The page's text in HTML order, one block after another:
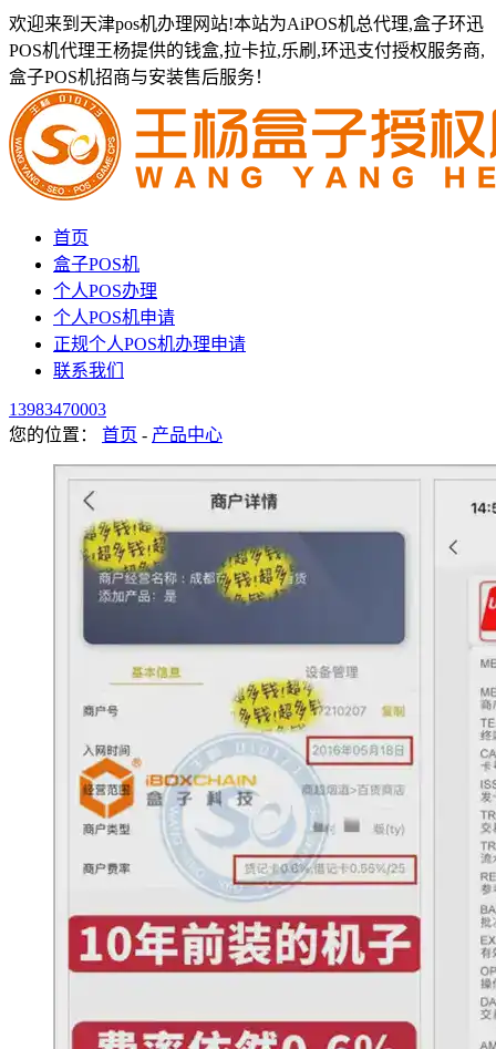
欢迎来到天津pos机办理网站!本站为AiPOS机总代理,盒子环迅
POS机代理王杨提供的钱盒,拉卡拉,乐刷,环迅支付授权服务商,
盒子POS机招商与安装售后服务！
首页
盒子POS机
个人POS办理
个人POS机申请
正规个人POS机办理申请
联系我们
13983470003
您的位置： 首页 - 产品中心